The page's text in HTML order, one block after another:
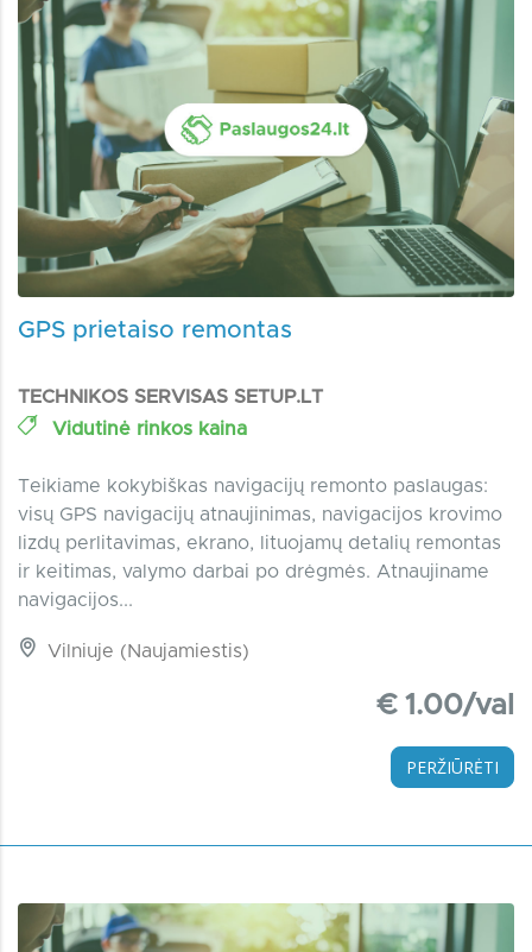
GPS prietaiso remontas
TECHNIKOS SERVISAS SETUP.LT
Vidutinė rinkos kaina
Teikiame kokybiškas navigacijų remonto paslaugas:
visų GPS navigacijų atnaujinimas, navigacijos krovimo
lizdų perlitavimas, ekrano, lituojamų detalių remontas
ir keitimas, valymo darbai po drėgmės. Atnaujiname
navigacijos...
Vilniuje (Naujamiestis)
€ 1.00/val
PERŽIŪRĖTI